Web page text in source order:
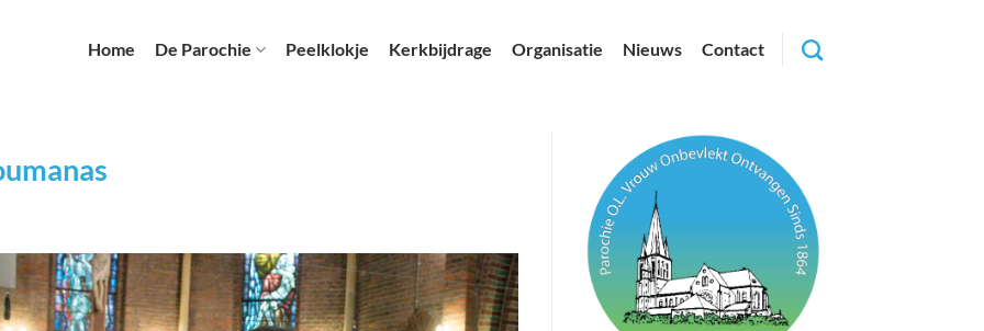
Home De Parochie Peelklokje Kerkbijdrage Organisatie Nieuws Contact